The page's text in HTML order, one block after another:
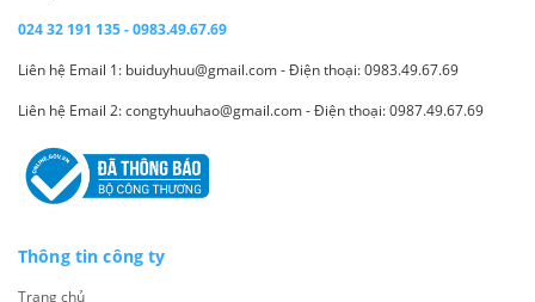
024 32 191 135 - 0983.49.67.69
Liên hệ Email 1: buiduyhuu@gmail.com - Điện thoại: 0983.49.67.69
Liên hệ Email 2: congtyhuuhao@gmail.com - Điện thoại: 0987.49.67.69
Thông tin công ty
Trang chủ